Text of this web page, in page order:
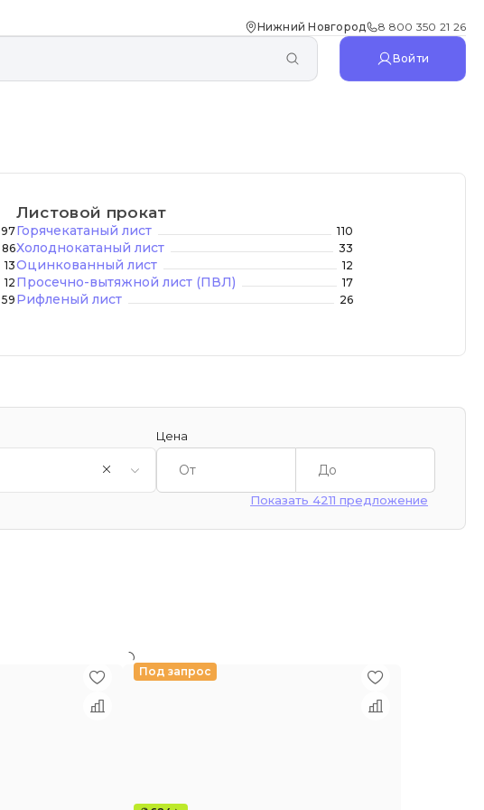
Нижний Новгород 8 800 350 21 26
Войти
97
86
13
12
59
Листовой прокат
Горячекатаный лист 110
Холоднокатаный лист 33
Оцинкованный лист 12
Просечно-вытяжной лист (ПВЛ) 17
Рифленый лист 26
Цена
Показать 4211 предложение
Под запрос